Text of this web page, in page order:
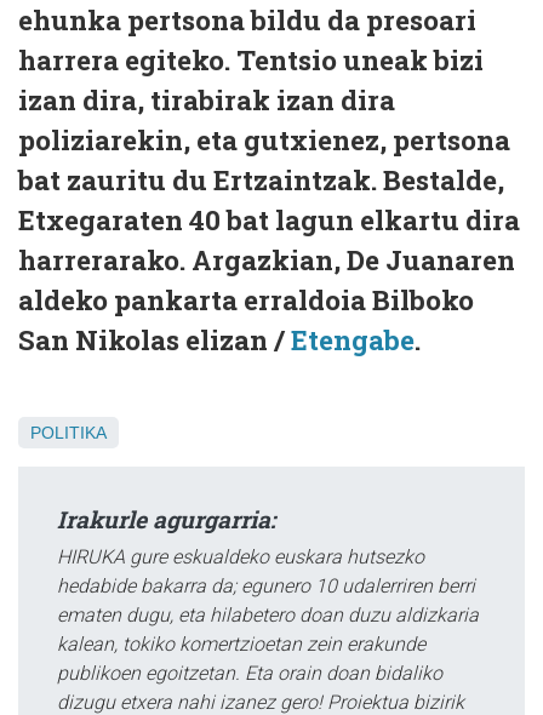
ehunka pertsona bildu da presoari
harrera egiteko. Tentsio uneak bizi
izan dira, tirabirak izan dira
poliziarekin, eta gutxienez, pertsona
bat zauritu du Ertzaintzak. Bestalde,
Etxegaraten 40 bat lagun elkartu dira
harrerarako. Argazkian, De Juanaren
aldeko pankarta erraldoia Bilboko
San Nikolas elizan /Etengabe.
POLITIKA
Irakurle agurgarria:
HIRUKA gure eskualdeko euskara hutsezko
hedabide bakarra da; egunero 10 udalerriren berri
ematen dugu, eta hilabetero doan duzu aldizkaria
kalean, tokiko komertzioetan zein erakunde
publikoen egoitzetan. Eta orain doan bidaliko
dizugu etxera nahi izanez gero! Proiektua bizirik